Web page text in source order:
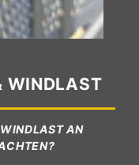
WINDLAST
AN